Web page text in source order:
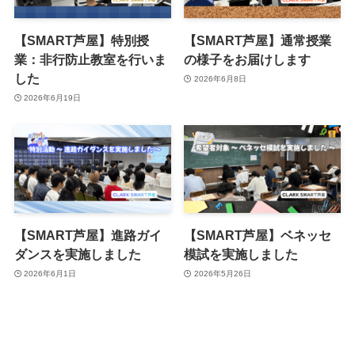
【SMART芦屋】特別授
業：非行防止教室を行いま
した
2026年6月19日
【SMART芦屋】通常授業
の様子をお届けします
2026年6月8日
【SMART芦屋】進路ガイ
ダンスを実施しました
2026年6月1日
【SMART芦屋】ベネッセ
模試を実施しました
2026年5月26日